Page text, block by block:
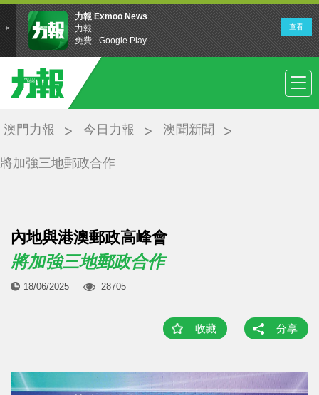
澳門力報 今日力報 澳聞新聞
將加強三地郵政合作
內地與港澳郵政高峰會
將加強三地郵政合作
18/06/2025 28705
收藏 分享